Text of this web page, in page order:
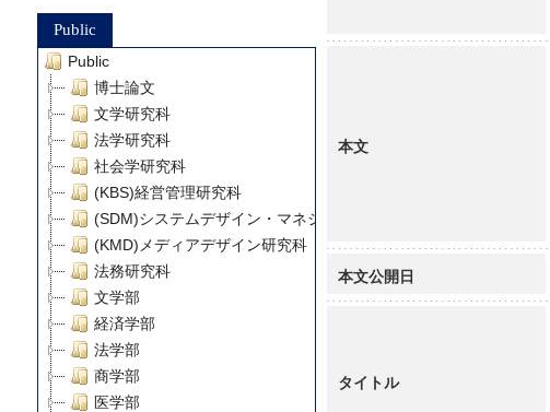
Public
Public
博士論文
文学研究科
法学研究科
社会学研究科
(KBS)経営管理研究科
(SDM)システムデザイン・マネジメント研究科
(KMD)メディアデザイン研究科
法務研究科
文学部
経済学部
法学部
商学部
医学部
本文
本文公開日
タイトル